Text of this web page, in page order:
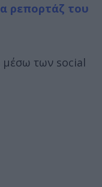
ρεπορτάζ του
μέσω των social